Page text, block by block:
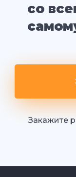
со
Закажите